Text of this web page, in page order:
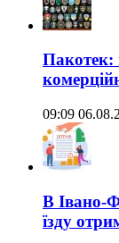
Пакотек:
09:09
В Івано-
їзду